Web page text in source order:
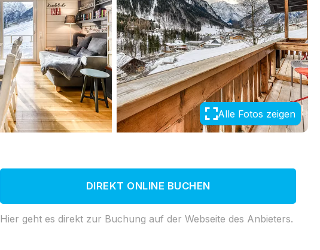
Alle Fotos zeigen
DIREKT ONLINE BUCHEN
Hier geht es direkt zur Buchung auf der Webseite des Anbieters.